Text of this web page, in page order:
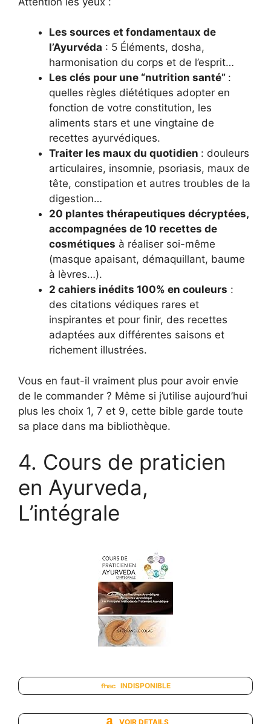
Les sources et fondamentaux de
l’Ayurvéda : 5 Éléments, dosha,
harmonisation du corps et de l’esprit…
Les clés pour une “nutrition santé” :
quelles règles diététiques adopter en
fonction de votre constitution, les
aliments stars et une vingtaine de
recettes ayurvédiques.
Traiter les maux du quotidien : douleurs
articulaires, insomnie, psoriasis, maux de
tête, constipation et autres troubles de la
digestion…
20 plantes thérapeutiques décryptées,
accompagnées de 10 recettes de
cosmétiques à réaliser soi-même
(masque apaisant, démaquillant, baume
à lèvres…).
2 cahiers inédits 100% en couleurs :
des citations védiques rares et
inspirantes et pour finir, des recettes
adaptées aux différentes saisons et
richement illustrées.
Vous en faut-il vraiment plus pour avoir envie
de le commander ? Même si j’utilise aujourd’hui
plus les choix 1, 7 et 9, cette bible garde toute
sa place dans ma bibliothèque.
4. Cours de praticien
en Ayurveda,
L’intégrale
INDISPONIBLE
VOIR DETAILS